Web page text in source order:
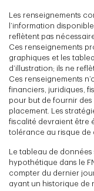
Les renseignements
l’information
reflètent pas
Ces renseignements
graphiques et les
d’illustration; ils ne
Ces renseignements
financiers, juridiques,
pour but de fournir
placement. Les
fiscalité devraient être
tolérance au risque de
Le tableau de
hypothétique dans le
compter du dernier
ayant un historique de